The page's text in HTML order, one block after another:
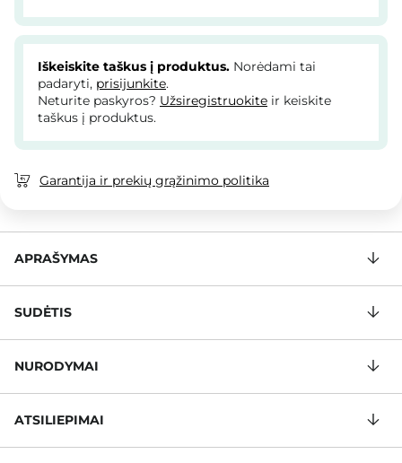
Iškeiskite taškus į produktus. Norėdami tai
padaryti, prisijunkite.
Neturite paskyros? Užsiregistruokite ir keiskite
taškus į produktus.
Garantija ir prekių grąžinimo politika
APRAŠYMAS
SUDĖTIS
NURODYMAI
ATSILIEPIMAI